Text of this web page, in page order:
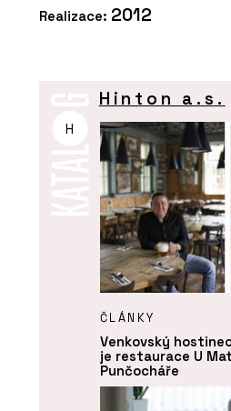
Realizace: 2012
H
Hinton a.s.
ČLÁNKY
Venkovský
je restaurace U
Punčocháře